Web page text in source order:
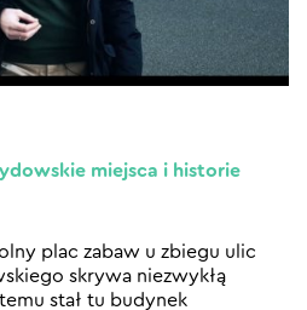
miejsca i historie
plac zabaw u zbiegu ulic
skrywa niezwykłą
stał tu budynek